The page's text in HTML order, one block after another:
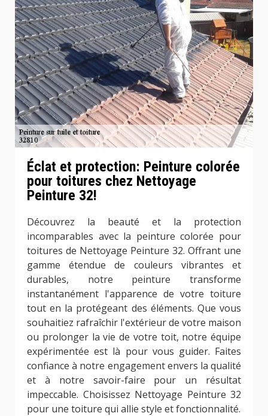
Éclat et protection: Peinture colorée
pour toitures chez Nettoyage
Peinture 32!
Découvrez la beauté et la protection
incomparables avec la peinture colorée pour
toitures de Nettoyage Peinture 32. Offrant une
gamme étendue de couleurs vibrantes et
durables, notre peinture transforme
instantanément l'apparence de votre toiture
tout en la protégeant des éléments. Que vous
souhaitiez rafraîchir l'extérieur de votre maison
ou prolonger la vie de votre toit, notre équipe
expérimentée est là pour vous guider. Faites
confiance à notre engagement envers la qualité
et à notre savoir-faire pour un résultat
impeccable. Choisissez Nettoyage Peinture 32
pour une toiture qui allie style et fonctionnalité.